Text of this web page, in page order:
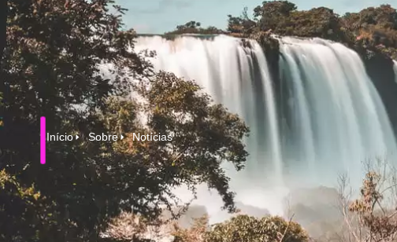
Início Sobre Notícias